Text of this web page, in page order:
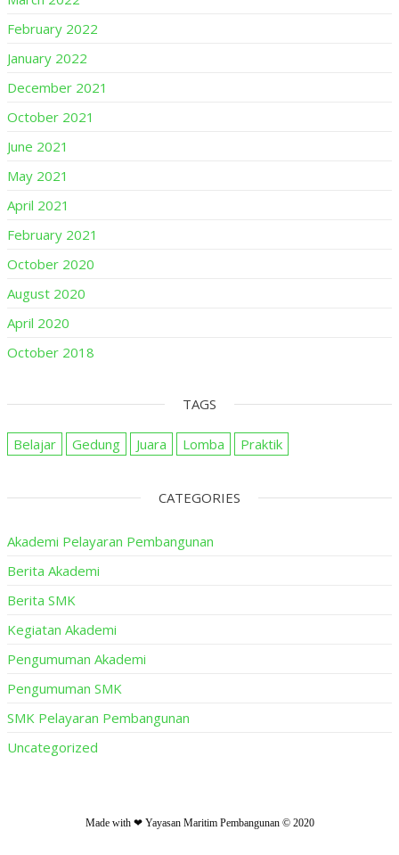
February 2022
January 2022
December 2021
October 2021
June 2021
May 2021
April 2021
February 2021
October 2020
August 2020
April 2020
October 2018
TAGS
Belajar Gedung Juara Lomba Praktik
CATEGORIES
Akademi Pelayaran Pembangunan
Berita Akademi
Berita SMK
Kegiatan Akademi
Pengumuman Akademi
Pengumuman SMK
SMK Pelayaran Pembangunan
Uncategorized
Made with ❤ Yayasan Maritim Pembangunan © 2020